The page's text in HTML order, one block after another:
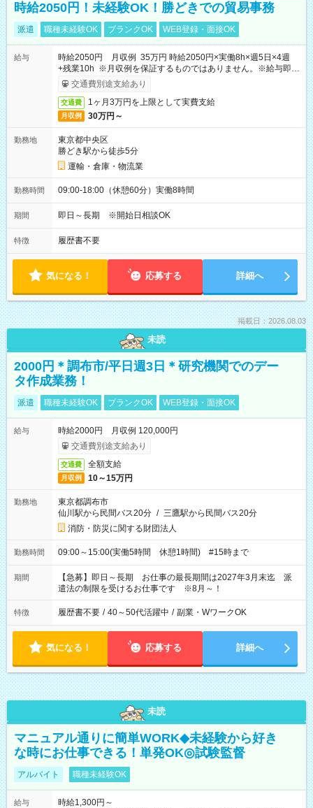
時給2050円！未経験OK！勝どきでの貿易事務
派遣 職種未経験OK ブランクOK WEB登録・面接OK
給与
時給2050円 月収例 35万円 時給2050円×実働8h×週5日×4週
+残業10h ※月収例を保証するものではありません。※給与即受
取りサービス利用可（利用条件有）
交通費別途支給あり
交通費 1ヶ月3万円を上限として実費支給
月収例 30万円～
勤務地
東京都中央区
勝どき駅から徒歩5分
運輸・倉庫・物流業
勤務時間 09:00-18:00（休憩60分）実働8時間
期間 即日～長期 ※開始日相談OK
特徴 履歴書不要
気になる！ 応募する 詳細へ
掲載日：2026.08.03
未読
2000円＊調布市/平日週3日＊研究機関でのデー
タ作成業務！
派遣 職種未経験OK ブランクOK WEB登録・面接OK
給与
時給2000円 月収例 120,000円
交通費別途支給あり
交通費 全額支給
月収例 10～15万円
勤務地
東京都調布市
仙川駅から民間バス20分 / 三鷹駅から民間バス20分
消防・防災に関する財団法人
勤務時間 09:00～15:00(実働5時間 休憩1時間) #15時まで
期間
【急募】即日～長期 お仕事の最長期間は2027年3月末迄 派
遣法の制限を受けるお仕事です ※8月～！
特徴 履歴書不要 / 40～50代活躍中 / 副業・WワークOK
気になる！ 応募する 詳細へ
未読
マニュアル通りに簡単WORK◆未経験から好き
な時にお仕事できる！単発OK◎試験監督
アルバイト 職種未経験OK
給与
時給1,300円～